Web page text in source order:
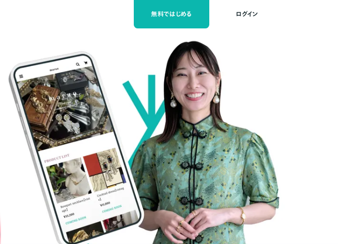
無料ではじめる ログイン